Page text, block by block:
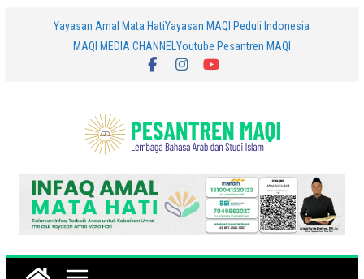
Yayasan Amal Mata HatiYayasan MAQI Peduli Indonesia
MAQI MEDIA CHANNEL Youtube Pesantren MAQI